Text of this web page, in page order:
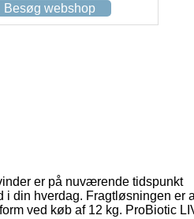
Besøg webshop
er på nuværende tidspunkt
i din hverdag. Fragtløsningen er
ved køb af 12 kg. ProBiotic